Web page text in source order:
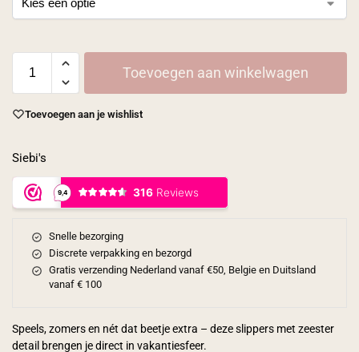
Toevoegen aan winkelwagen
Toevoegen aan je wishlist
Siebi's
Snelle bezorging
Discrete verpakking en bezorgd
Gratis verzending Nederland vanaf €50, Belgie en Duitsland
vanaf € 100
Speels, zomers en nét dat beetje extra – deze slippers met zeester
detail brengen je direct in vakantiesfeer.